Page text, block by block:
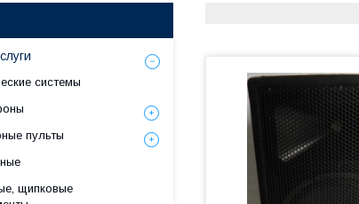
системы
пульты
щипковые